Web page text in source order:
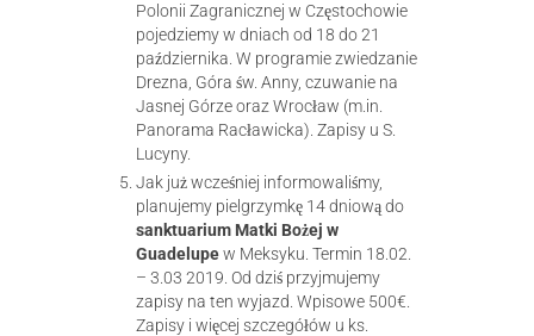
Polonii Zagranicznej w Częstochowie
pojedziemy w dniach od 18 do 21
października. W programie zwiedzanie
Drezna, Góra św. Anny, czuwanie na
Jasnej Górze oraz Wrocław (m.in.
Panorama Racławicka). Zapisy u S.
Lucyny.
Jak już wcześniej informowaliśmy,
planujemy pielgrzymkę 14 dniową do
sanktuarium Matki Bożej w
Guadelupew Meksyku. Termin 18.02.
– 3.03 2019. Od dziś przyjmujemy
zapisy na ten wyjazd. Wpisowe 500€.
Zapisy i więcej szczegółów u ks.